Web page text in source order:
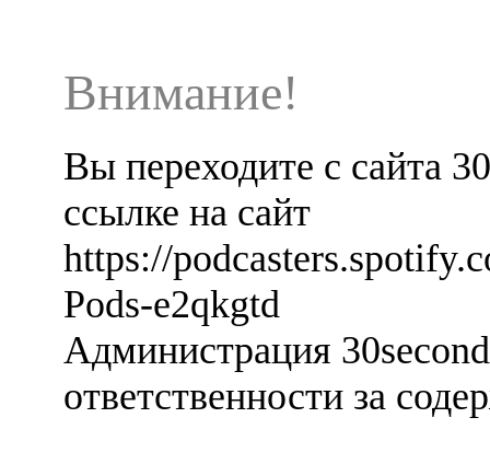
Внимание!
Вы переходите с сайта
ссылке на сайт
https://
Pods-e2qkgtd
Администрация
ответственности за